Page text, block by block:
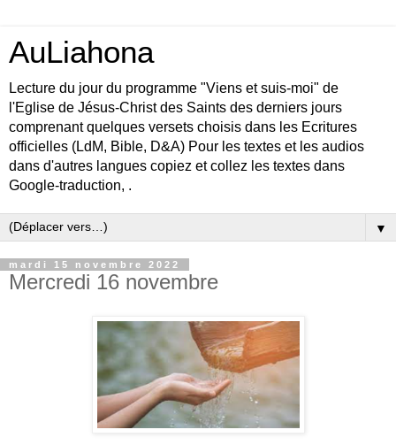
AuLiahona
Lecture du jour du programme "Viens et suis-moi" de
l'Eglise de Jésus-Christ des Saints des derniers jours
comprenant quelques versets choisis dans les Ecritures
officielles (LdM, Bible, D&A) Pour les textes et les audios
dans d'autres langues copiez et collez les textes dans
Google-traduction, .
▼
mardi 15 novembre 2022
Mercredi 16 novembre